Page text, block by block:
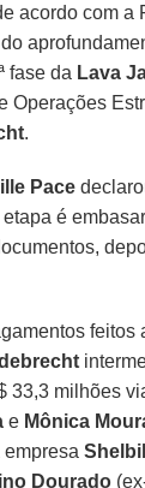
acordo com a
fase da Lava
Operações
.
Pace
é
feitos
33,3 milhões
e Mônica
empresaShelbil
Dourado